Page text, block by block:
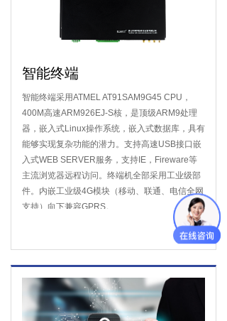
智能终端采用ATMEL AT91SAM9G45 CPU，
400M高速ARM926EJ-S核，是顶级ARM9处理
器，嵌入式Linux操作系统，嵌入式数据库，具有
能够实现复杂功能的潜力。支持高速USB接口嵌
入式WEB SERVER服务，支持IE，Fireware等
主流浏览器远程访问。终端机全部采用工业级部
件。内嵌工业级4G模块（移动、联通、电信全网
支持）向下兼容GPRS。
智能终端